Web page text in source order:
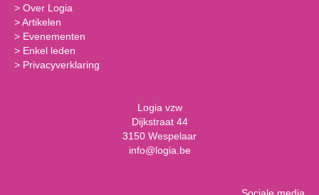
> Over Logia
>Artikelen
> Evenementen
> Enkel leden
> Privacyverklaring
Logia vzw
Dijkstraat 44
3150 Wespelaar
info@logia.be